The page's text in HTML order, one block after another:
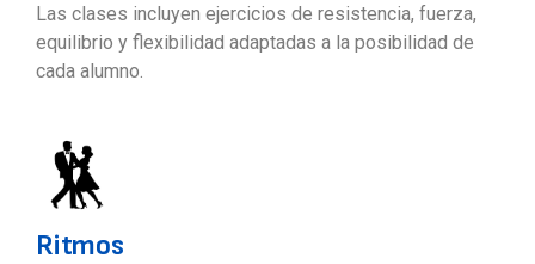
Las clases incluyen ejercicios de resistencia, fuerza,
equilibrio y flexibilidad adaptadas a la posibilidad de
cada alumno.
Ritmos